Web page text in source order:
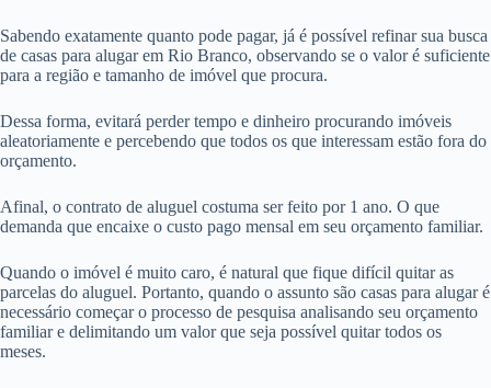
Sabendo exatamente quanto pode pagar, já é possível refinar sua busca
de casas para alugar em Rio Branco, observando se o valor é suficiente
para a região e tamanho de imóvel que procura.
Dessa forma, evitará perder tempo e dinheiro procurando imóveis
aleatoriamente e percebendo que todos os que interessam estão fora do
orçamento.
Afinal, o contrato de aluguel costuma ser feito por 1 ano. O que
demanda que encaixe o custo pago mensal em seu orçamento familiar.
Quando o imóvel é muito caro, é natural que fique difícil quitar as
parcelas do aluguel. Portanto, quando o assunto são casas para alugar é
necessário começar o processo de pesquisa analisando seu orçamento
familiar e delimitando um valor que seja possível quitar todos os
meses.